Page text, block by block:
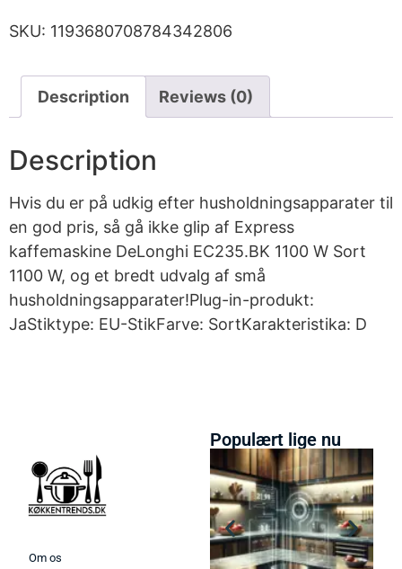
SKU: 1193680708784342806
Description Reviews (0)
Description
Hvis du er på udkig efter husholdningsapparater til
en god pris, så gå ikke glip af Express
kaffemaskine DeLonghi EC235.BK 1100 W Sort
1100 W, og et bredt udvalg af små
husholdningsapparater!Plug-in-produkt:
JaStiktype: EU-StikFarve: SortKarakteristika: D
Om os
Populært lige nu